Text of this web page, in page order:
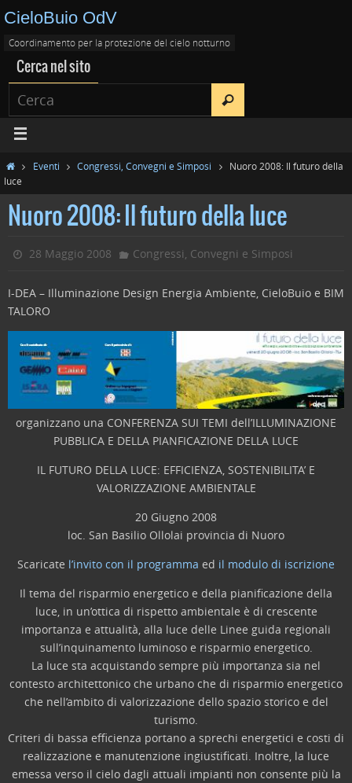
CieloBuio OdV
Coordinamento per la protezione del cielo notturno
Cerca nel sito
Eventi Congressi, Convegni e Simposi
Nuoro 2008: Il futuro della
luce
Nuoro 2008: Il futuro della luce
28 Maggio 2008 Congressi, Convegni e Simposi
I-DEA – Illuminazione Design Energia Ambiente, CieloBuio e BIM
TALORO
organizzano una CONFERENZA SUI TEMI dell’ILLUMINAZIONE
PUBBLICA E DELLA PIANFICAZIONE DELLA LUCE
IL FUTURO DELLA LUCE: EFFICIENZA, SOSTENIBILITA’ E
VALORIZZAZIONE AMBIENTALE
20 Giugno 2008
loc. San Basilio Ollolai provincia di Nuoro
Scaricate l’invito con il programma ed il modulo di iscrizione
Il tema del risparmio energetico e della pianificazione della
luce, in un’ottica di rispetto ambientale è di crescente
importanza e attualità, alla luce delle Linee guida regionali
sull’inquinamento luminoso e risparmio energetico.
La luce sta acquistando sempre più importanza sia nel
contesto architettonico che urbano che di risparmio energetico
che nell’ambito di valorizzazione dello spazio storico e del
turismo.
Criteri di bassa efficienza portano a sprechi energetici e costi di
realizzazione e manutenzione ingiustificati. Inoltre, la luce
emessa verso il cielo dagli attuali impianti non consente più la